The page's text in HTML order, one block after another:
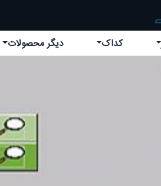
کداک دیگر محصولات